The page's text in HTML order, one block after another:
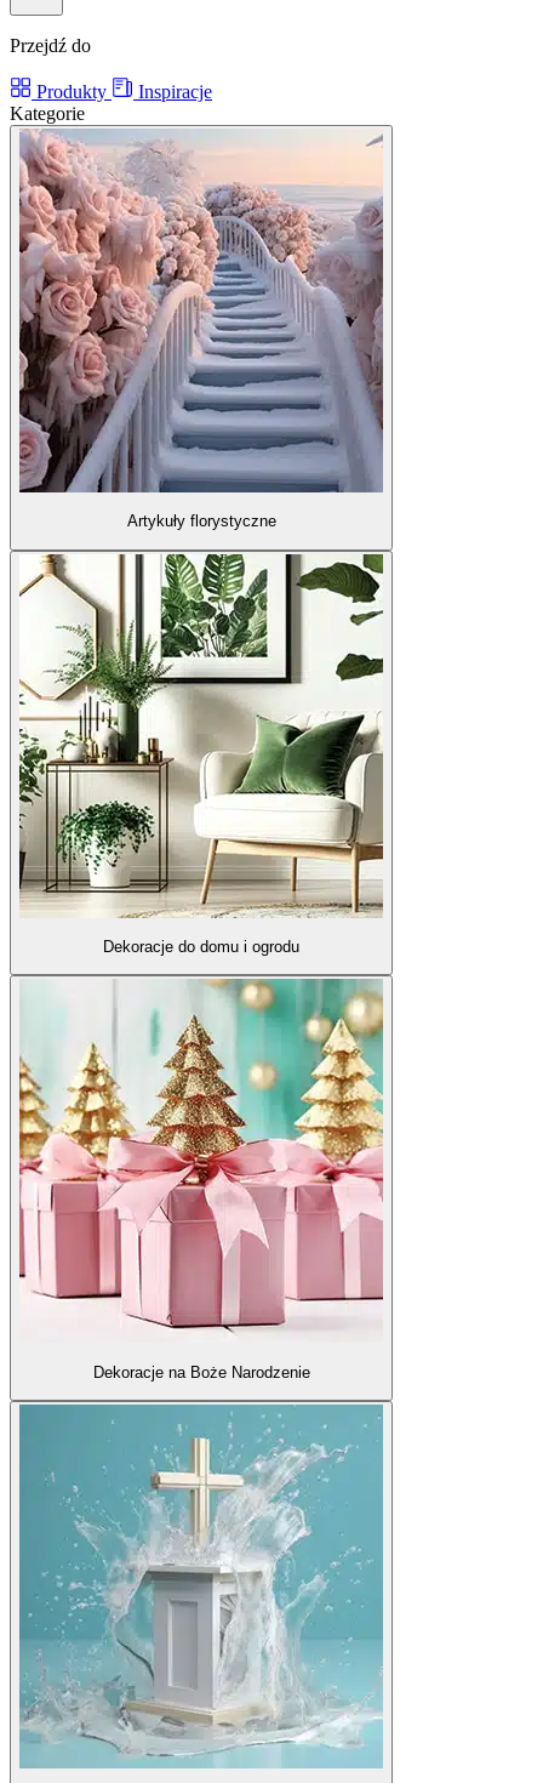
Przejdź do
Produkty
Inspiracje
Kategorie
Artykuły florystyczne
Dekoracje do domu i ogrodu
Dekoracje na Boże Narodzenie